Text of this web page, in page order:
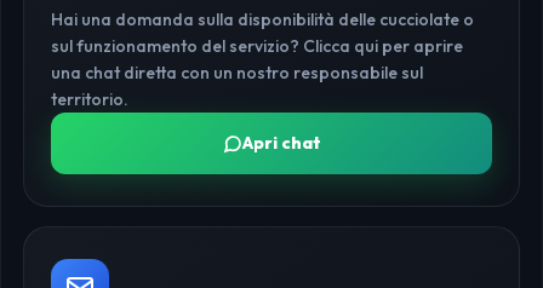
Hai una domanda sulla disponibilità delle cucciolate o
sul funzionamento del servizio? Clicca qui per aprire
una chat diretta con un nostro responsabile sul
territorio.
Apri chat